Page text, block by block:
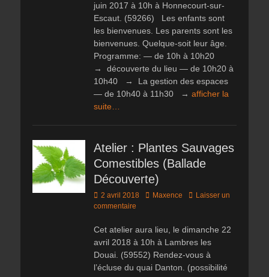
juin 2017 à 10h à Honnecourt-sur-
Escaut. (59266) Les enfants sont
les bienvenues. Les parents sont les
bienvenues. Quelque-soit leur âge.
Programme: — de 10h à 10h20
→ découverte du lieu — de 10h20 à
10h40 → La gestion des espaces
— de 10h40 à 11h30 → afficher la
suite…
Atelier : Plantes Sauvages
Comestibles (Ballade
Découverte)
Posted
on
2 avril 2018 Author
Maxence
Laisser un
commentaire
Cet atelier aura lieu, le dimanche 22
avril 2018 à 10h à Lambres les
Douai. (59552) Rendez-vous à
l’écluse du quai Danton. (possibilité